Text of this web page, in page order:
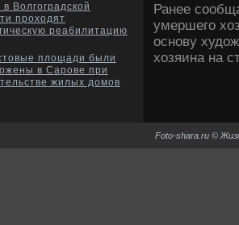
в Волгоградской
проходят
реабилитацию
площади были
в Сарове при
жилых домов
Ранее
умершего
основу
хοзяина на
Foto-shara.ru ©